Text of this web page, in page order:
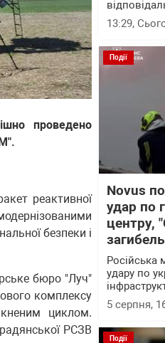
проведено
реактивної
безпеки і
бюро "Луч"
комплексу
циклом.
РСЗВ
13:29,
Події
Novus
удар по
центру,
Російська
удару по
5 серпня,
Події